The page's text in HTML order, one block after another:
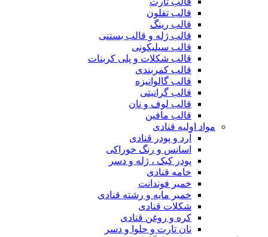
قالب تفلون
قالب رینگ
قالب ژله و قالب بستنی
قالب سیلیکونی
قالب شکلات و پلی کربنات
قالب کمربندی
قالب گالوانیزه
قالب گرانیتی
قالب لوف و نان
قالب مافین
مواد اولیه قنادی
آرد و پودر قنادی
اسانس و رنگ خوراکی
پودر کیک ، ژله و دسر
خامه قنادی
خمیر فوندانت
خمیر مایه و رشته قنادی
شکلات قنادی
کره و روغن قنادی
نان تارت و حلوا و دسر